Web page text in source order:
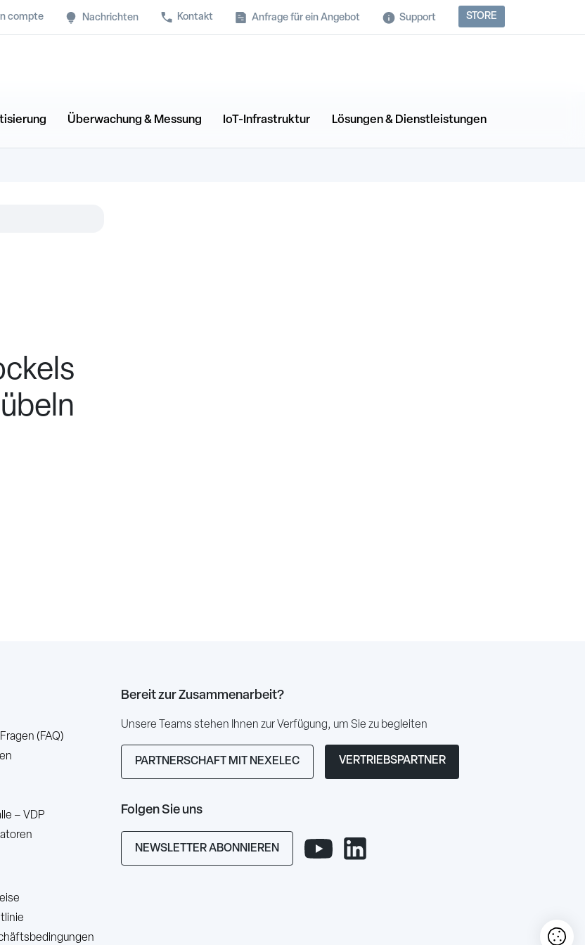
compte Nachrichten Kontakt Anfrage für ein Angebot Support STORE
Überwachung & Messung IoT-Infrastruktur Lösungen & Dienstleistungen
(FAQ)
– VDP
Bereit zur Zusammenarbeit?
Unsere Teams stehen Ihnen zur Verfügung, um Sie zu begleiten
PARTNERSCHAFT MIT NEXELEC VERTRIEBSPARTNER
Folgen Sie uns
NEWSLETTER ABONNIEREN